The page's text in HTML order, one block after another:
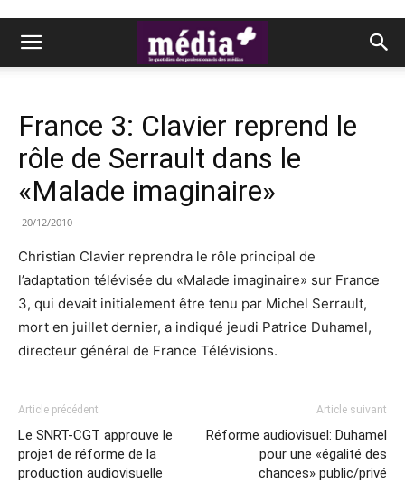
France 3: Clavier reprend le
rôle de Serrault dans le
«Malade imaginaire»
20/12/2010
Christian Clavier reprendra le rôle principal de
l’adaptation télévisée du «Malade imaginaire» sur France
3, qui devait initialement être tenu par Michel Serrault,
mort en juillet dernier, a indiqué jeudi Patrice Duhamel,
directeur général de France Télévisions.
Article précédent
Le SNRT-CGT approuve le
projet de réforme de la
production audiovisuelle
Article suivant
Réforme audiovisuel: Duhamel
pour une «égalité des
chances» public/privé